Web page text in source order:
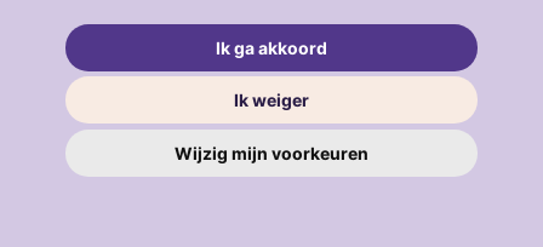
Ik ga akkoord
Ik weiger
Wijzig mijn voorkeuren